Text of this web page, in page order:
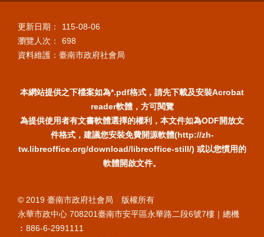
更新日期：
115-08-06
瀏覽人次：
698
資料維護：臺南市政府社會局
本網站提供之下檔案如為*.pdf格式，請先下載及安裝Acrobat
reader軟體，方可閱覽
為提供使用者有文書軟體選擇的權利，本文件如為ODF開放文
件格式，建議您安裝免費開源軟體(http://zh-
tw.libreoffice.org/download/libreoffice-still/) 或以您慣用的
軟體開啟文件。
© 2019 臺南市政府社會局 版權所有
永華市政中心 708201臺南市安平區永華路二段6號7樓｜總機
︰886-6-2991111